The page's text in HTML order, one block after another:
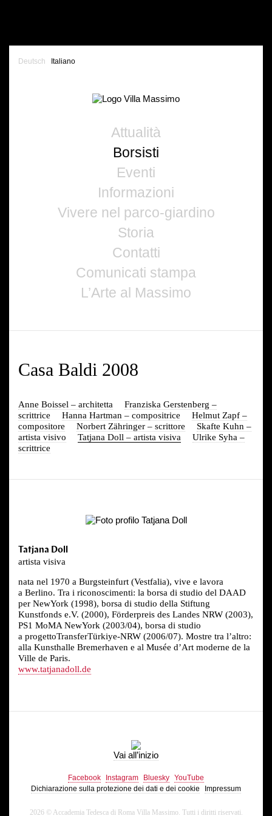
Deutsch Italiano
Attualità
Borsisti
Eventi
Informazioni
Vivere nel parco-giardino
Storia
Contatti
Comunicati stampa
L’Arte al Massimo
Casa Baldi 2008
Anne Boissel – architetta
Franziska Gerstenberg –
scrittrice
Hanna Hartman – compositrice
Helmut Zapf –
compositore
Norbert Zähringer – scrittore
Skafte Kuhn –
artista visivo
Tatjana Doll – artista visiva
Ulrike Syha –
scrittrice
Tatjana Doll
artista visiva
nata nel 1970 a Burgsteinfurt (Vestfalia), vive e lavora
a Berlino. Tra i riconoscimenti: la borsa di studio del DAAD
per NewYork (1998), borsa di studio della Stiftung
Kunstfonds e.V. (2000), Förderpreis des Landes NRW (2003),
PS1 MoMA NewYork (2003/04), borsa di studio
a progettoTransferTürkiye-NRW (2006/07). Mostre tra l’altro:
alla Kunsthalle Bremerhaven e al Musée d’Art moderne de la
Ville de Paris.
www.tatjanadoll.de
Vai all’inizio
Facebook Instagram Bluesky YouTube
Dichiarazione sulla protezione dei dati e dei cookie
Impressum
2026 © Accademia Tedesca di Roma Villa Massimo. Tutti i diritti riservati.